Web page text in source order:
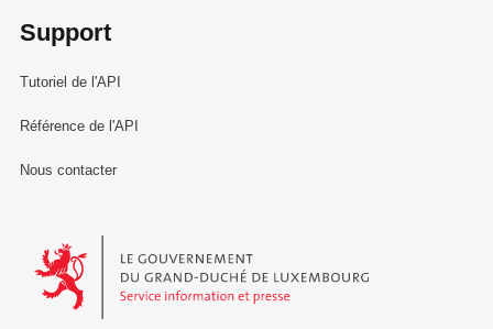
Support
Tutoriel de l'API
Référence de l'API
Nous contacter
Le Gouvernement du Grand-Duché de Luxembourg - Service